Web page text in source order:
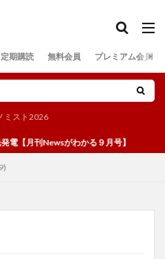
期購読 無料会員 プレミアム会員
ミスト2026
【月刊Newsがわかる９月号】
検索